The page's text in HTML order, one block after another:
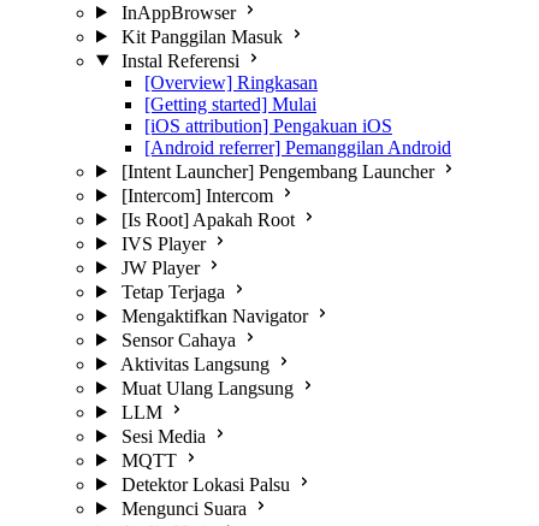
InAppBrowser
Kit Panggilan Masuk
Instal Referensi
[Overview] Ringkasan
[Getting started] Mulai
[iOS attribution] Pengakuan iOS
[Android referrer] Pemanggilan Android
[Intent Launcher] Pengembang Launcher
[Intercom] Intercom
[Is Root] Apakah Root
IVS Player
JW Player
Tetap Terjaga
Mengaktifkan Navigator
Sensor Cahaya
Aktivitas Langsung
Muat Ulang Langsung
LLM
Sesi Media
MQTT
Detektor Lokasi Palsu
Mengunci Suara